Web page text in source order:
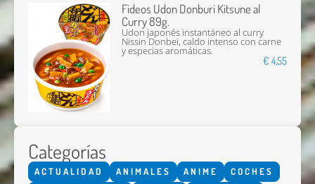
Fideos Udon Donburi Kitsune al
Curry 89g.
Udon japonés instantáneo al curry
Nissin Donbei, caldo intenso con carne
y especias aromáticas.
€ 4,55
Categorías
ACTUALIDAD ANIMALES ANIME
COCHES